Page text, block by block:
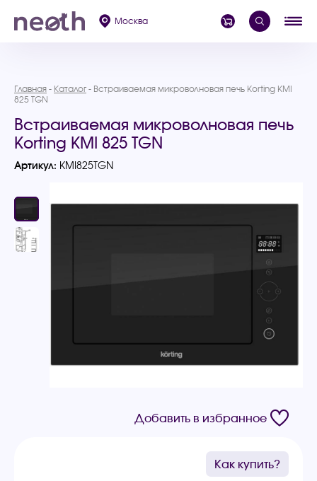
Москва
Главная Каталог
Встраиваемая микроволновая печь Korting KMI
825 TGN
Встраиваемая микроволновая печь
Korting KMI 825 TGN
Артикул: KMI825TGN
Добавить в избранное
Как купить?